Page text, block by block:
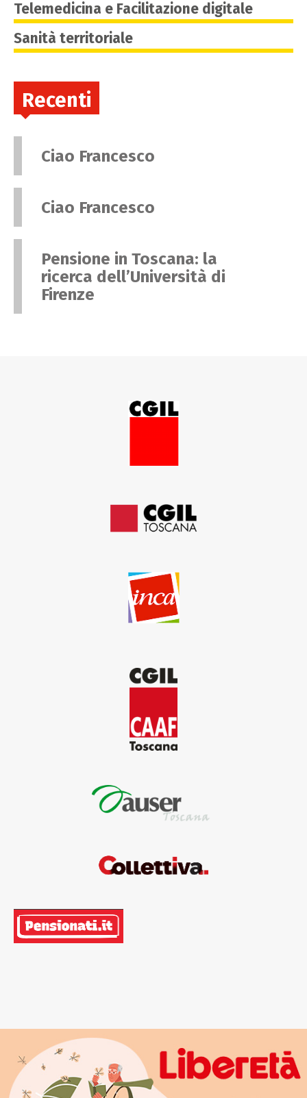
Telemedicina e Facilitazione digitale
Sanità territoriale
Recenti
Ciao Francesco
Ciao Francesco
Pensione in Toscana: la
ricerca dell’Università di
Firenze